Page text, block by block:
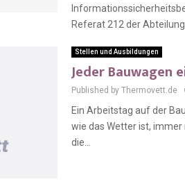
Referat 212 der Abteilung...
Stellen und Ausbildungen
Jeder Bauwagen
Published by Thermovett.de
Ein Arbeitstag auf der
wie das Wetter ist, immer
die...